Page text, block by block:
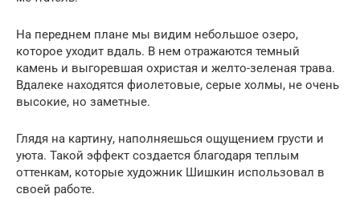
На переднем плане мы видим небольшое озеро,
которое уходит вдаль. В нем отражаются темный
камень и выгоревшая охристая и желто-зеленая трава.
Вдалеке находятся фиолетовые, серые холмы, не очень
высокие, но заметные.
Глядя на картину, наполняешься ощущением грусти и
уюта. Такой эффект создается благодаря теплым
оттенкам, которые художник Шишкин использовал в
своей работе.